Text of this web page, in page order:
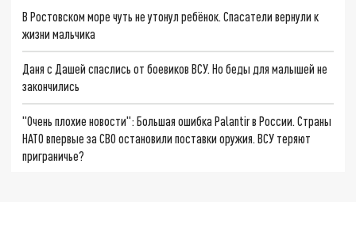
В Ростовском море чуть не утонул ребёнок. Спасатели вернули к
жизни мальчика
Даня с Дашей спаслись от боевиков ВСУ. Но беды для малышей не
закончились
"Очень плохие новости": Большая ошибка Palantir в России. Страны
НАТО впервые за СВО остановили поставки оружия. ВСУ теряют
приграничье?